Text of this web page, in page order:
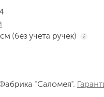
см (без учета ручек) i
"Саломея".